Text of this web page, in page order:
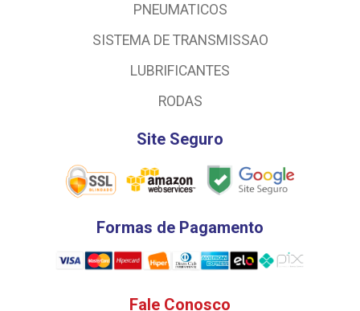
PNEUMATICOS
SISTEMA DE TRANSMISSAO
LUBRIFICANTES
RODAS
Site Seguro
Formas de Pagamento
Fale Conosco